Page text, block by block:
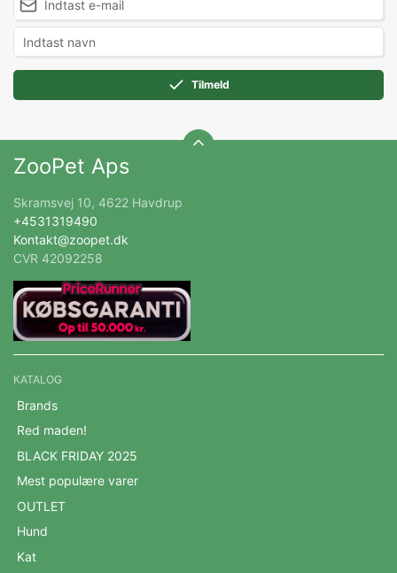
Tilmeld
ZooPet Aps
Skramsvej 10, 4622 Havdrup
+4531319490
Kontakt@zoopet.dk
CVR 42092258
KATALOG
Brands
Red maden!
BLACK FRIDAY 2025
Mest populære varer
OUTLET
Hund
Kat